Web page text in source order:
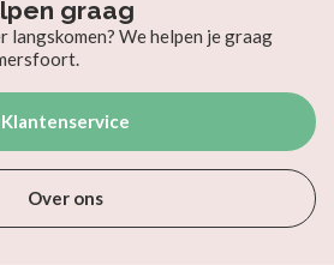
graag
langskomen? We helpen je graag
Klantenservice
Over ons